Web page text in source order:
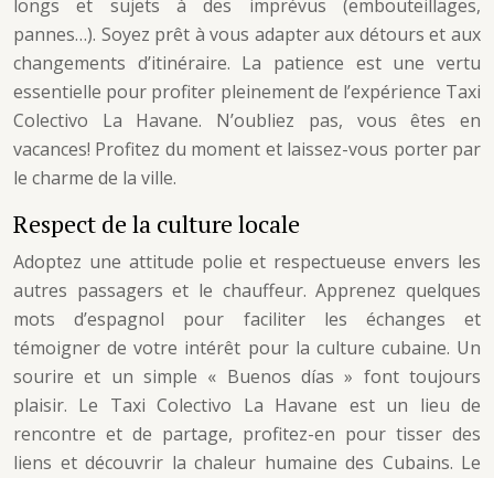
longs et sujets à des imprévus (embouteillages,
pannes…). Soyez prêt à vous adapter aux détours et aux
changements d’itinéraire. La patience est une vertu
essentielle pour profiter pleinement de l’expérience Taxi
Colectivo La Havane. N’oubliez pas, vous êtes en
vacances! Profitez du moment et laissez-vous porter par
le charme de la ville.
Respect de la culture locale
Adoptez une attitude polie et respectueuse envers les
autres passagers et le chauffeur. Apprenez quelques
mots d’espagnol pour faciliter les échanges et
témoigner de votre intérêt pour la culture cubaine. Un
sourire et un simple « Buenos días » font toujours
plaisir. Le Taxi Colectivo La Havane est un lieu de
rencontre et de partage, profitez-en pour tisser des
liens et découvrir la chaleur humaine des Cubains. Le